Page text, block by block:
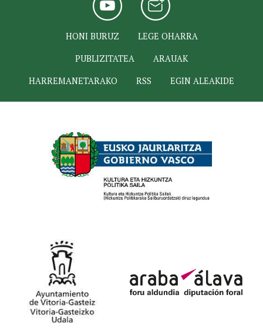
HONI BURUZ
LEGE OHARRA
PUBLIZITATEA
ARAUAK
HARREMANETARAKO
RSS EGIN ALEAKIDE